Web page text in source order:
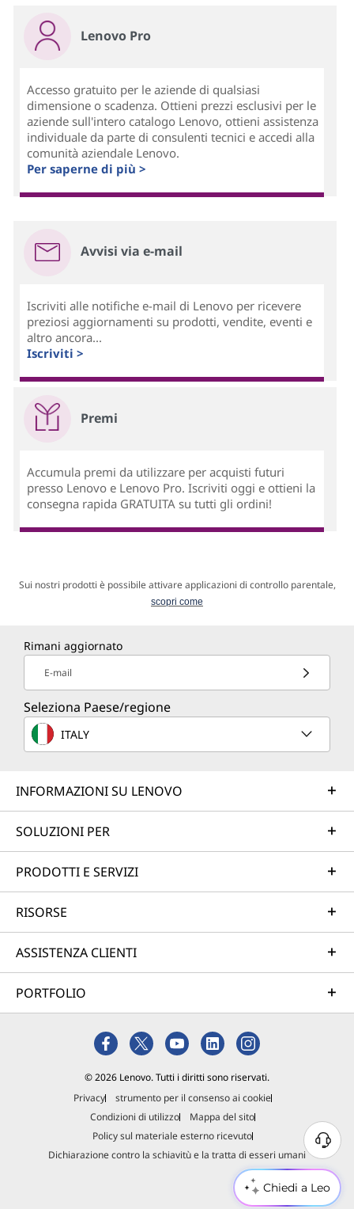
Chiedi a Leo
Lenovo Pro
Accesso gratuito per le aziende di qualsiasi
dimensione o scadenza. Ottieni prezzi esclusivi per le
aziende sull'intero catalogo Lenovo, ottieni assistenza
individuale da parte di consulenti tecnici e accedi alla
comunità aziendale Lenovo.
Per saperne di più >
Avvisi via e-mail
Iscriviti alle notifiche e-mail di Lenovo per ricevere
preziosi aggiornamenti su prodotti, vendite, eventi e
altro ancora...
Iscriviti >
Premi
Accumula premi da utilizzare per acquisti futuri
presso Lenovo e Lenovo Pro. Iscriviti oggi e ottieni la
consegna rapida GRATUITA su tutti gli ordini!
Sui nostri prodotti è possibile attivare applicazioni di controllo parentale,
scopri come
Rimani aggiornato
E-mail
Seleziona Paese/regione
ITALY
INFORMAZIONI SU LENOVO
SOLUZIONI PER
PRODOTTI E SERVIZI
RISORSE
ASSISTENZA CLIENTI
PORTFOLIO
© 2026 Lenovo. Tutti i diritti sono riservati.
Privacy
strumento per il consenso ai cookie
Condizioni di utilizzo
Mappa del sito
Policy sul materiale esterno ricevuto
Dichiarazione contro la schiavitù e la tratta di esseri umani